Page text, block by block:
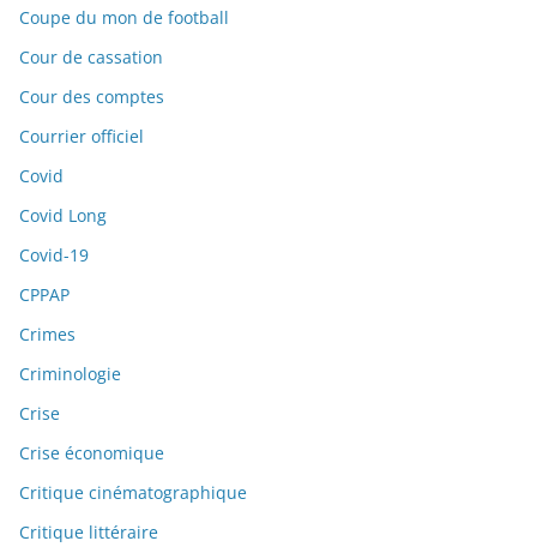
Coupe du mon de football
Cour de cassation
Cour des comptes
Courrier officiel
Covid
Covid Long
Covid-19
CPPAP
Crimes
Criminologie
Crise
Crise économique
Critique cinématographique
Critique littéraire